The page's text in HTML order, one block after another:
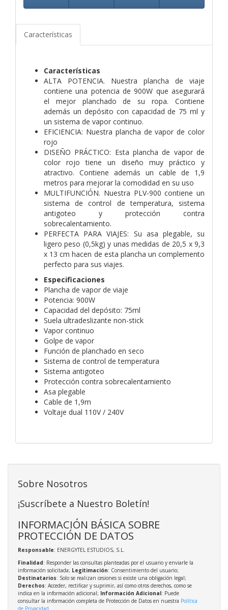
Características
Características
ALTA POTENCIA. Nuestra plancha de viaje
contiene una potencia de 900W que asegurará
el mejor planchado de su ropa. Contiene
además un depósito con capacidad de 75 ml y
un sistema de vapor continuo.
EFICIENCIA: Nuestra plancha de vapor de color
rojo
DISEÑO PRÁCTICO: Esta plancha de vapor de
color rojo tiene un diseño muy práctico y
atractivo. Contiene además un cable de 1,9
metros para mejorar la comodidad en su uso
MULTIFUNCIÓN. Nuestra PLV-900 contiene un
sistema de control de temperatura, sistema
antigoteo y protección contra
sobrecalentamiento.
PERFECTA PARA VIAJES: Su asa plegable, su
ligero peso (0,5kg) y unas medidas de 20,5 x 9,3
x 13 cm hacen de esta plancha un complemento
perfecto para sus viajes.
Especificaciones
Plancha de vapor de viaje
Potencia: 900W
Capacidad del depósito: 75ml
Suela ultradeslizante non-stick
Vapor continuo
Golpe de vapor
Función de planchado en seco
Sistema de control de temperatura
Sistema antigoteo
Protección contra sobrecalentamiento
Asa plegable
Cable de 1,9m
Voltaje dual 110V / 240V
Sobre Nosotros
¡Suscríbete a Nuestro Boletín!
INFORMACIÓN BÁSICA SOBRE
PROTECCIÓN DE DATOS
Responsable: ENERGYTEL ESTUDIOS, S.L.
Finalidad: Responder las consultas planteadas por el usuario y enviarle la
información solicitada; Legitimación: Consentimiento del usuario;
Destinatarios: Solo se realizan cesiones si existe una obligación legal;
Derechos: Acceder, rectificar y suprimir, así como otros derechos, como se
indica en la información adicional; Información Adicional: Puede
consultar la información completa de Protección de Datos en nuestra Política
de Privacidad